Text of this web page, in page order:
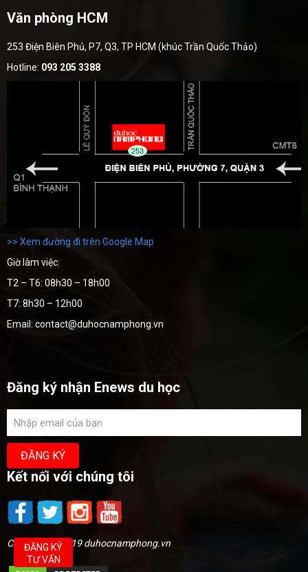
Văn phòng HCM
253 Điện Biên Phủ, P7, Q3, TP HCM (khúc Trần Quốc Thảo)
Hotline: 093 205 3388
>> Xem đường đi trên Google Map
Giờ làm việc:
T2 – T6: 08h30 – 18h00
T7: 8h30 – 12h00
Email: contact@duhocnamphong.vn
Đăng ký nhận Enews du học
Kết nối với chúng tôi
Copyright @2019 duhocnamphong.vn
ĐĂNG KÝ
TƯ VẤN